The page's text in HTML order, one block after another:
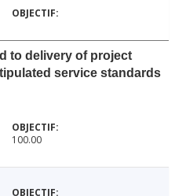
to delivery of project
service standards
100.00